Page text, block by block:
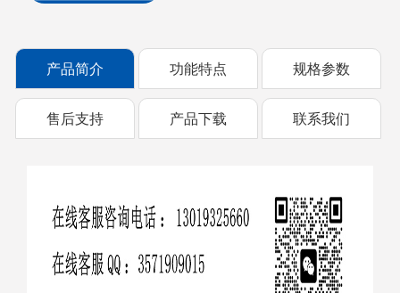
产品简介 功能特点 规格参数
售后支持 产品下载 联系我们